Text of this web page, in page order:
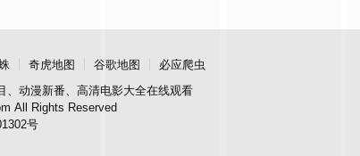
奇虎地图 谷歌地图
必应爬虫
、动漫新番、高清电影大全在线观看
All Rights Reserved
号